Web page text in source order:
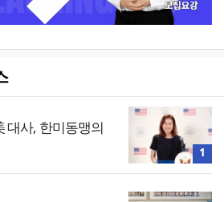
대사, 한미동맹의
1